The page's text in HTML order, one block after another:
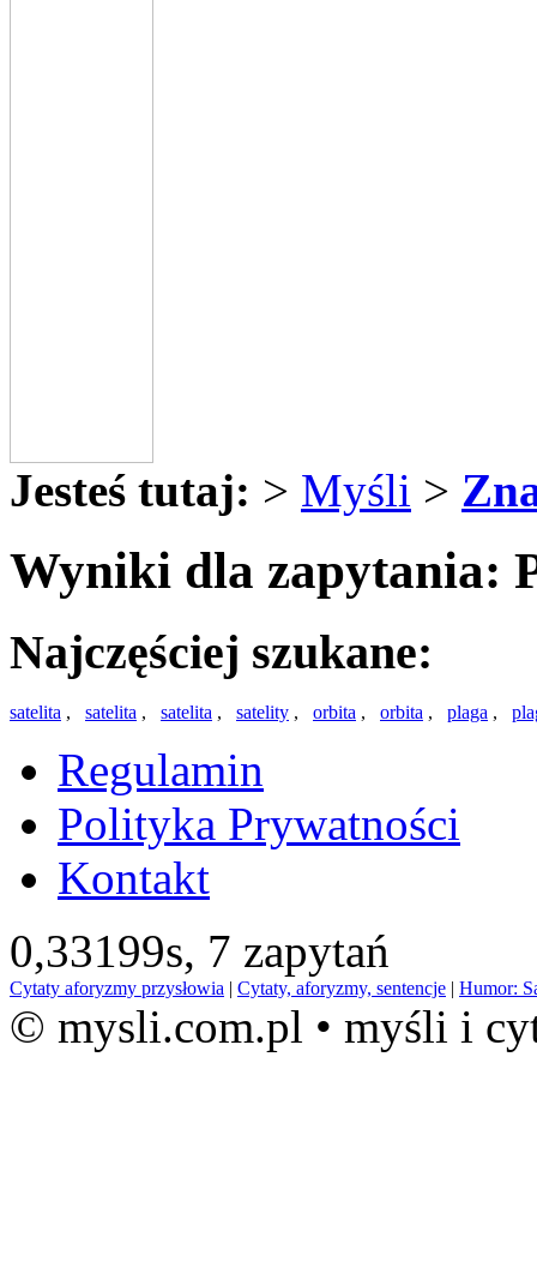
Jesteś tutaj: > Myśli >
Wyniki dla zapytania:
Najczęściej szukane:
satelita , satelita , satelita , satelity , orbita , orbita , plaga ,
Regulamin
Polityka Prywatności
Kontakt
0,33199s, 7 zapytań
Cytaty aforyzmy przysłowia | Cytaty, aforyzmy, sentencje | Humor:
© mysli.com.pl • myśli i